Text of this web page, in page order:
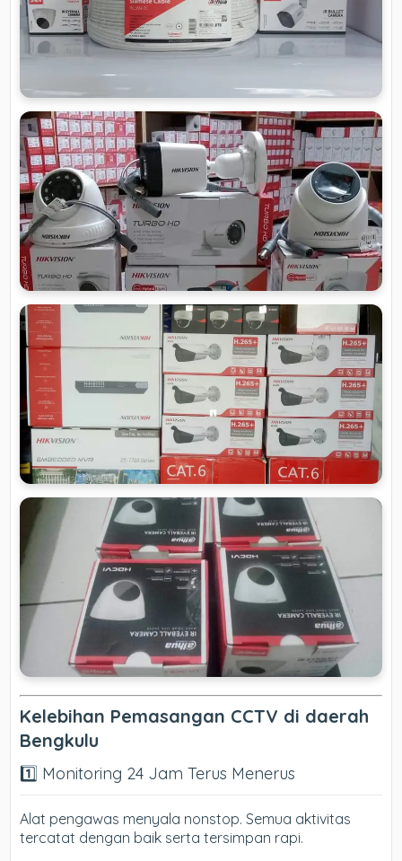
Kelebihan Pemasangan CCTV di daerah
Bengkulu
1️⃣ Monitoring 24 Jam Terus Menerus
Alat pengawas menyala nonstop. Semua aktivitas
tercatat dengan baik serta tersimpan rapi.